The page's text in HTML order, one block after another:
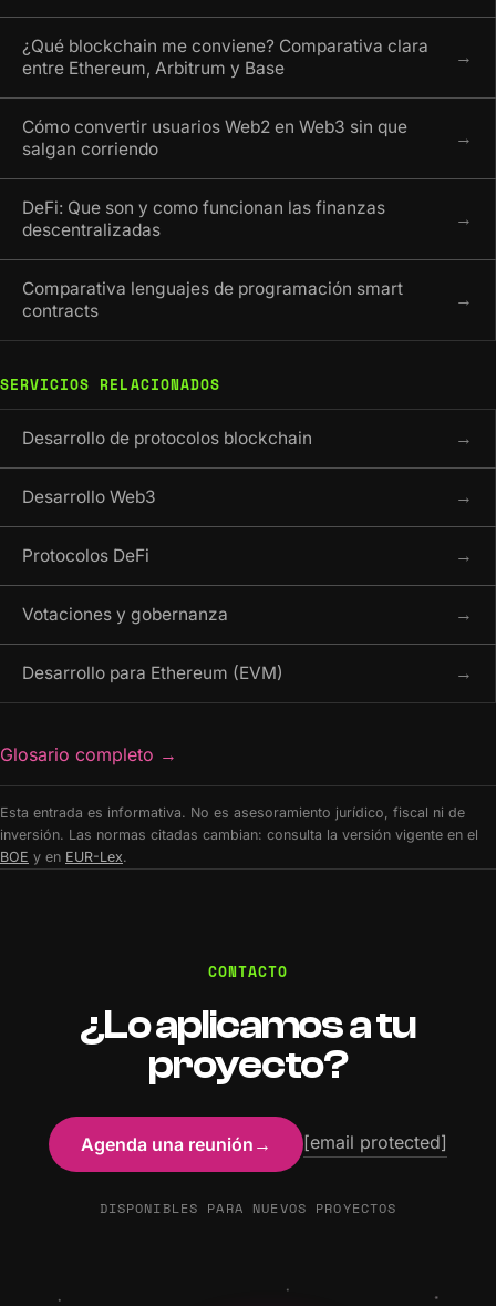
¿Qué blockchain me conviene? Comparativa clara
entre Ethereum, Arbitrum y Base
→
Cómo convertir usuarios Web2 en Web3 sin que
salgan corriendo
→
DeFi: Que son y como funcionan las finanzas
descentralizadas
→
Comparativa lenguajes de programación smart
contracts
→
SERVICIOS RELACIONADOS
Desarrollo de protocolos blockchain →
Desarrollo Web3 →
Protocolos DeFi →
Votaciones y gobernanza →
Desarrollo para Ethereum (EVM) →
Glosario completo →
Esta entrada es informativa. No es asesoramiento jurídico, fiscal ni de
inversión. Las normas citadas cambian: consulta la versión vigente en el
BOE y en EUR-Lex.
CONTACTO
¿Lo aplicamos a tu
proyecto?
Agenda una reunión → [email protected]
DISPONIBLES PARA NUEVOS PROYECTOS